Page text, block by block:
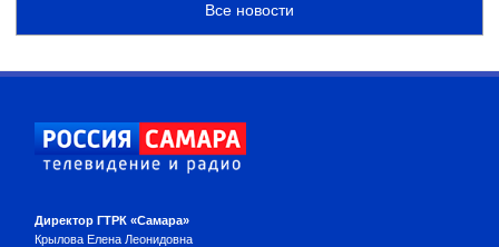
Все новости
Директор ГТРК «Самара»
Крылова Елена Леонидовна